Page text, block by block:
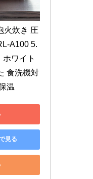
火炊き 圧
A100 5.
ワイト
食洗機対
温
見る